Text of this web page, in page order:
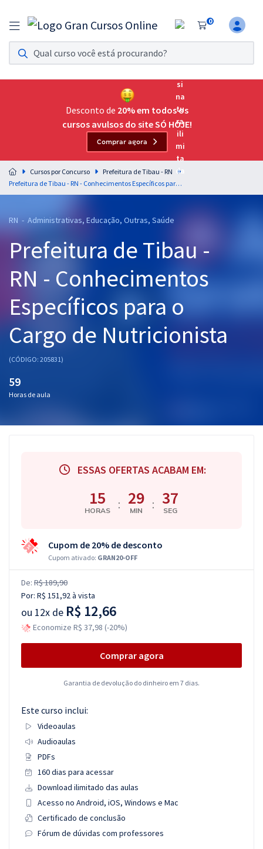
0
Assinatura Ilimitada 11
Acesso a todos os cursos. Teste grátis por 7 dias!
Assinatura OAB Até Passar
Acesso ilimitado a toda preparação para o Exame da
Residências Multiprofissionais
Preparação completa e intensiva para as principais
residências em saúde do Brasil
Cursos 20% OFF
Pós
Graduação
OAB
Questões grátis
Desconto de 20% em todos os
cursos avulsos do site SÓ HOJE!
Comprar agora
Cursos por Concurso
Prefeitura de Tibau - RN
Prefeitura de Tibau - RN - Conhecimentos Específicos para o Cargo de Nutricionista
RN - Administrativas, Educação, Outras, Saúde
Prefeitura de Tibau -
RN - Conhecimentos
Específicos para o
Cargo de Nutricionista
(CÓDIGO: 205831)
59
Horas de aula
ESSAS OFERTAS ACABAM EM:
15
HORAS : 29
MIN : 36
SEG
Cupom de 20% de desconto
Cupom ativado: GRAN20-OFF
De: R$ 189,90
Por: R$ 151,92à vista
ou 12x de R$ 12,66
Economize R$ 37,98 (-20%)
Comprar agora
Garantia de devolução do dinheiro em 7 dias.
Este curso inclui:
Videoaulas
Audioaulas
PDFs
160 dias para acessar
Download ilimitado das aulas
Acesso no Android, iOS, Windows e Mac
Certificado de conclusão
Fórum de dúvidas com professores